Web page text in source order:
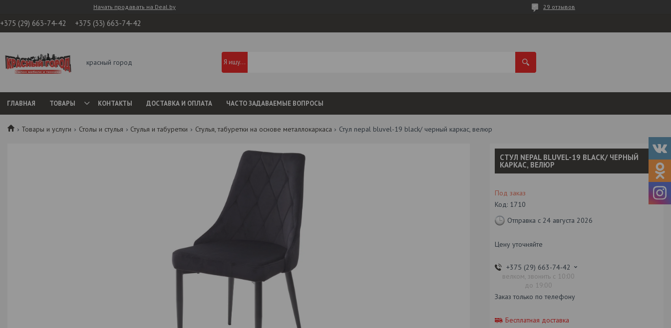
Начать продавать на Deal.by 29 отзывов
+375 (29) 663-74-42 +375 (33) 663-74-42
красный город
ГЛАВНАЯ ТОВАРЫ КОНТАКТЫ ДОСТАВКА И ОПЛАТА ЧАСТО ЗАДАВАЕМЫЕ ВОПРОСЫ
Товары и услуги Столы и стулья Стулья и табуретки Стулья, табуретки на основе металлокаркаса Стул nepal bluvel-19 black/ черный каркас, велюр
СТУЛ NEPAL BLUVEL-19 BLACK/ ЧЕРНЫЙ
КАРКАС, ВЕЛЮР
Под заказ
Код: 1710
Отправка с 24 августа 2026
Цену уточняйте
+375 (29) 663-74-42
велком, звонить с 10:00
до 19:00
Заказ только по телефону
Бесплатная доставка